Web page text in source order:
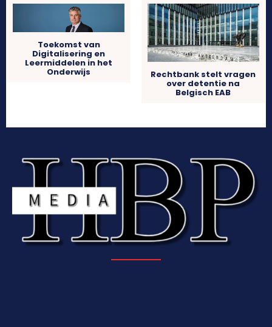
Toekomst van
Digitalisering en
Leermiddelen in het
Onderwijs Rechtbank stelt vragen
over detentie na
Belgisch EAB